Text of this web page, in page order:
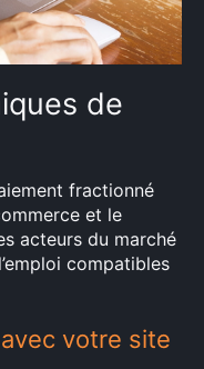
de
fractionné
et le
acteurs du marché
compatibles
votre site